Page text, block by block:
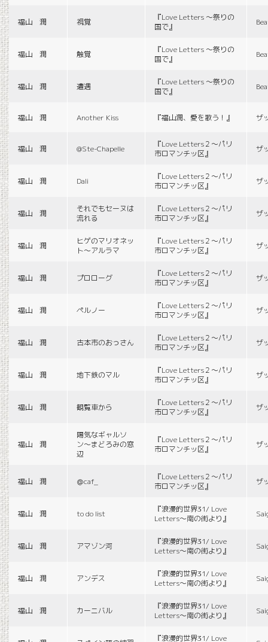
福山 潤 視覚
『Love Letters 〜祭りの
国で』
福山 潤 触覚
『Love Letters 〜祭りの
国で』
福山 潤 遭遇
『Love Letters 〜祭りの
国で』
福山 潤 Another Kiss 『福山潤、愛を歌う！』 ザ
福山 潤 @Ste-Chapelle
『Love Letters２〜パリ
市ロマンチッ区』
ザ
福山 潤 Dali
『Love Letters２〜パリ
市ロマンチッ区』
ザ
福山 潤
それでもセーヌは
流れる
『Love Letters２〜パリ
市ロマンチッ区』
ザ
福山 潤
ヒゲのマリオネッ
ト〜アルラマ
『Love Letters２〜パリ
市ロマンチッ区』
ザ
福山 潤 プロローグ
『Love Letters２〜パリ
市ロマンチッ区』
ザ
福山 潤 ペルノー
『Love Letters２〜パリ
市ロマンチッ区』
ザ
福山 潤 古本市のおっさん
『Love Letters２〜パリ
市ロマンチッ区』
ザ
福山 潤 地下鉄のマル
『Love Letters２〜パリ
市ロマンチッ区』
ザ
福山 潤 観覧車から
『Love Letters２〜パリ
市ロマンチッ区』
ザ
福山 潤
陽気なギャルソ
ン〜まどろみの窓
辺
『Love Letters２〜パリ
市ロマンチッ区』
ザ
福山 潤 ＠caf_
『Love Letters２〜パリ
市ロマンチッ区』
ザ
福山 潤 to do list
『浪漫的世界31/ Love
Letters〜南の街より』
福山 潤 アマゾン河
『浪漫的世界31/ Love
Letters〜南の街より』
福山 潤 アンデス
『浪漫的世界31/ Love
Letters〜南の街より』
福山 潤 カーニバル
『浪漫的世界31/ Love
Letters〜南の街より』
『浪漫的世界31/ Love